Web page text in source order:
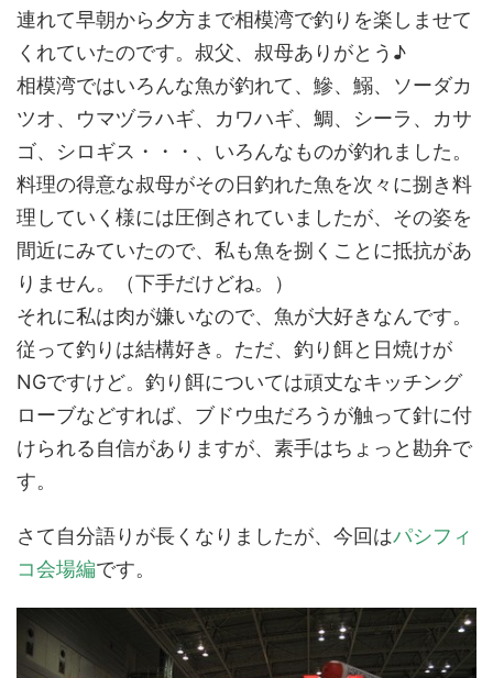
連れて早朝から夕方まで相模湾で釣りを楽しませて
くれていたのです。叔父、叔母ありがとう♪
相模湾ではいろんな魚が釣れて、鰺、鰯、ソーダカ
ツオ、ウマヅラハギ、カワハギ、鯛、シーラ、カサ
ゴ、シロギス・・・、いろんなものが釣れました。
料理の得意な叔母がその日釣れた魚を次々に捌き料
理していく様には圧倒されていましたが、その姿を
間近にみていたので、私も魚を捌くことに抵抗があ
りません。（下手だけどね。）
それに私は肉が嫌いなので、魚が大好きなんです。
従って釣りは結構好き。ただ、釣り餌と日焼けが
NGですけど。釣り餌については頑丈なキッチング
ローブなどすれば、ブドウ虫だろうが触って針に付
けられる自信がありますが、素手はちょっと勘弁で
す。
さて自分語りが長くなりましたが、今回はパシフィ
コ会場編です。